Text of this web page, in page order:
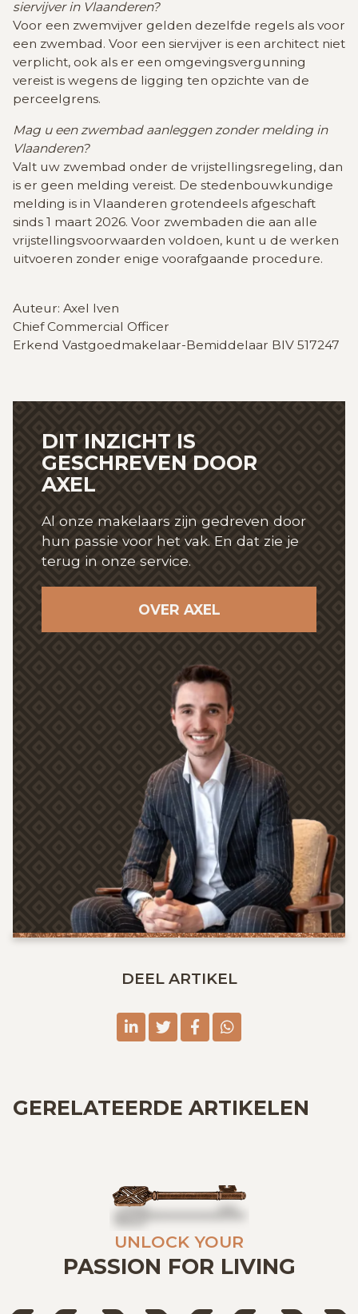
siervijver in Vlaanderen?
Voor een zwemvijver gelden dezelfde regels als voor
een zwembad. Voor een siervijver is een architect niet
verplicht, ook als er een omgevingsvergunning
vereist is wegens de ligging ten opzichte van de
perceelgrens.
Mag u een zwembad aanleggen zonder melding in
Vlaanderen?
Valt uw zwembad onder de vrijstellingsregeling, dan
is er geen melding vereist. De stedenbouwkundige
melding is in Vlaanderen grotendeels afgeschaft
sinds 1 maart 2026. Voor zwembaden die aan alle
vrijstellingsvoorwaarden voldoen, kunt u de werken
uitvoeren zonder enige voorafgaande procedure.
Auteur: Axel Iven
Chief Commercial Officer
Erkend Vastgoedmakelaar-Bemiddelaar BIV 517247
DIT INZICHT IS
GESCHREVEN DOOR
AXEL
Al onze makelaars zijn gedreven door
hun passie voor het vak. En dat zie je
terug in onze service.
OVER AXEL
DEEL ARTIKEL
linkedin
twitter
facebook
whatsapp
GERELATEERDE ARTIKELEN
UNLOCK YOUR
PASSION FOR LIVING